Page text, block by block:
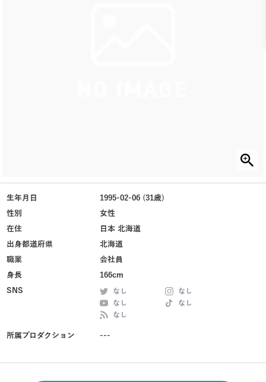
生年月日
1995-02-06 (31歳)
性別
女性
在住
日本 北海道
出身都道府県
北海道
職業
会社員
身長
166cm
SNS
なし
なし
なし
なし
なし
所属プロダクション ---